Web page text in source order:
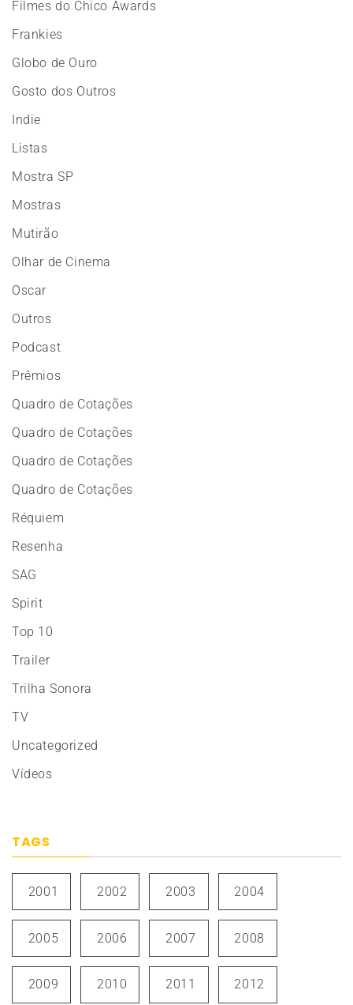
Filmes do Chico Awards
Frankies
Globo de Ouro
Gosto dos Outros
Indie
Listas
Mostra SP
Mostras
Mutirão
Olhar de Cinema
Oscar
Outros
Podcast
Prêmios
Quadro de Cotações
Quadro de Cotações
Quadro de Cotações
Quadro de Cotações
Réquiem
Resenha
SAG
Spirit
Top 10
Trailer
Trilha Sonora
TV
Uncategorized
Vídeos
TAGS
2001 2002 2003 2004
2005 2006 2007 2008
2009 2010 2011 2012